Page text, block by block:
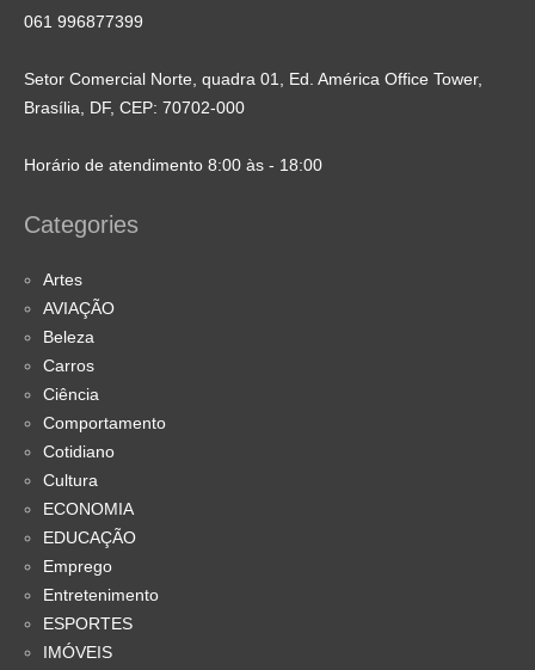
061 996877399
Setor Comercial Norte, quadra 01, Ed. América Office Tower,
Brasília, DF, CEP: 70702-000
Horário de atendimento 8:00 às - 18:00
Categories
Artes
AVIAÇÃO
Beleza
Carros
Ciência
Comportamento
Cotidiano
Cultura
ECONOMIA
EDUCAÇÃO
Emprego
Entretenimento
ESPORTES
IMÓVEIS